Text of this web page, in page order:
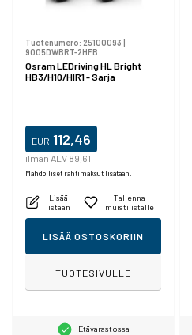
Tuotenumero: 25100093
9005DWBRT-2HFB
Osram LEDriving HL Bright
HB3/H10/HIR1 - Sarja
EUR 112,46
ilman ALV 89,61
Mahdolliset rahtimaksut lisätään.
Lisää
listaan
Tallenna
muistilistalle
LISÄÄ OSTOSKORIIN
TUOTESIVULLE
Etävarastossa